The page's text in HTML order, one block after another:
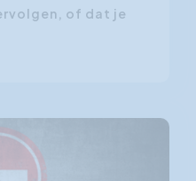
of dat je